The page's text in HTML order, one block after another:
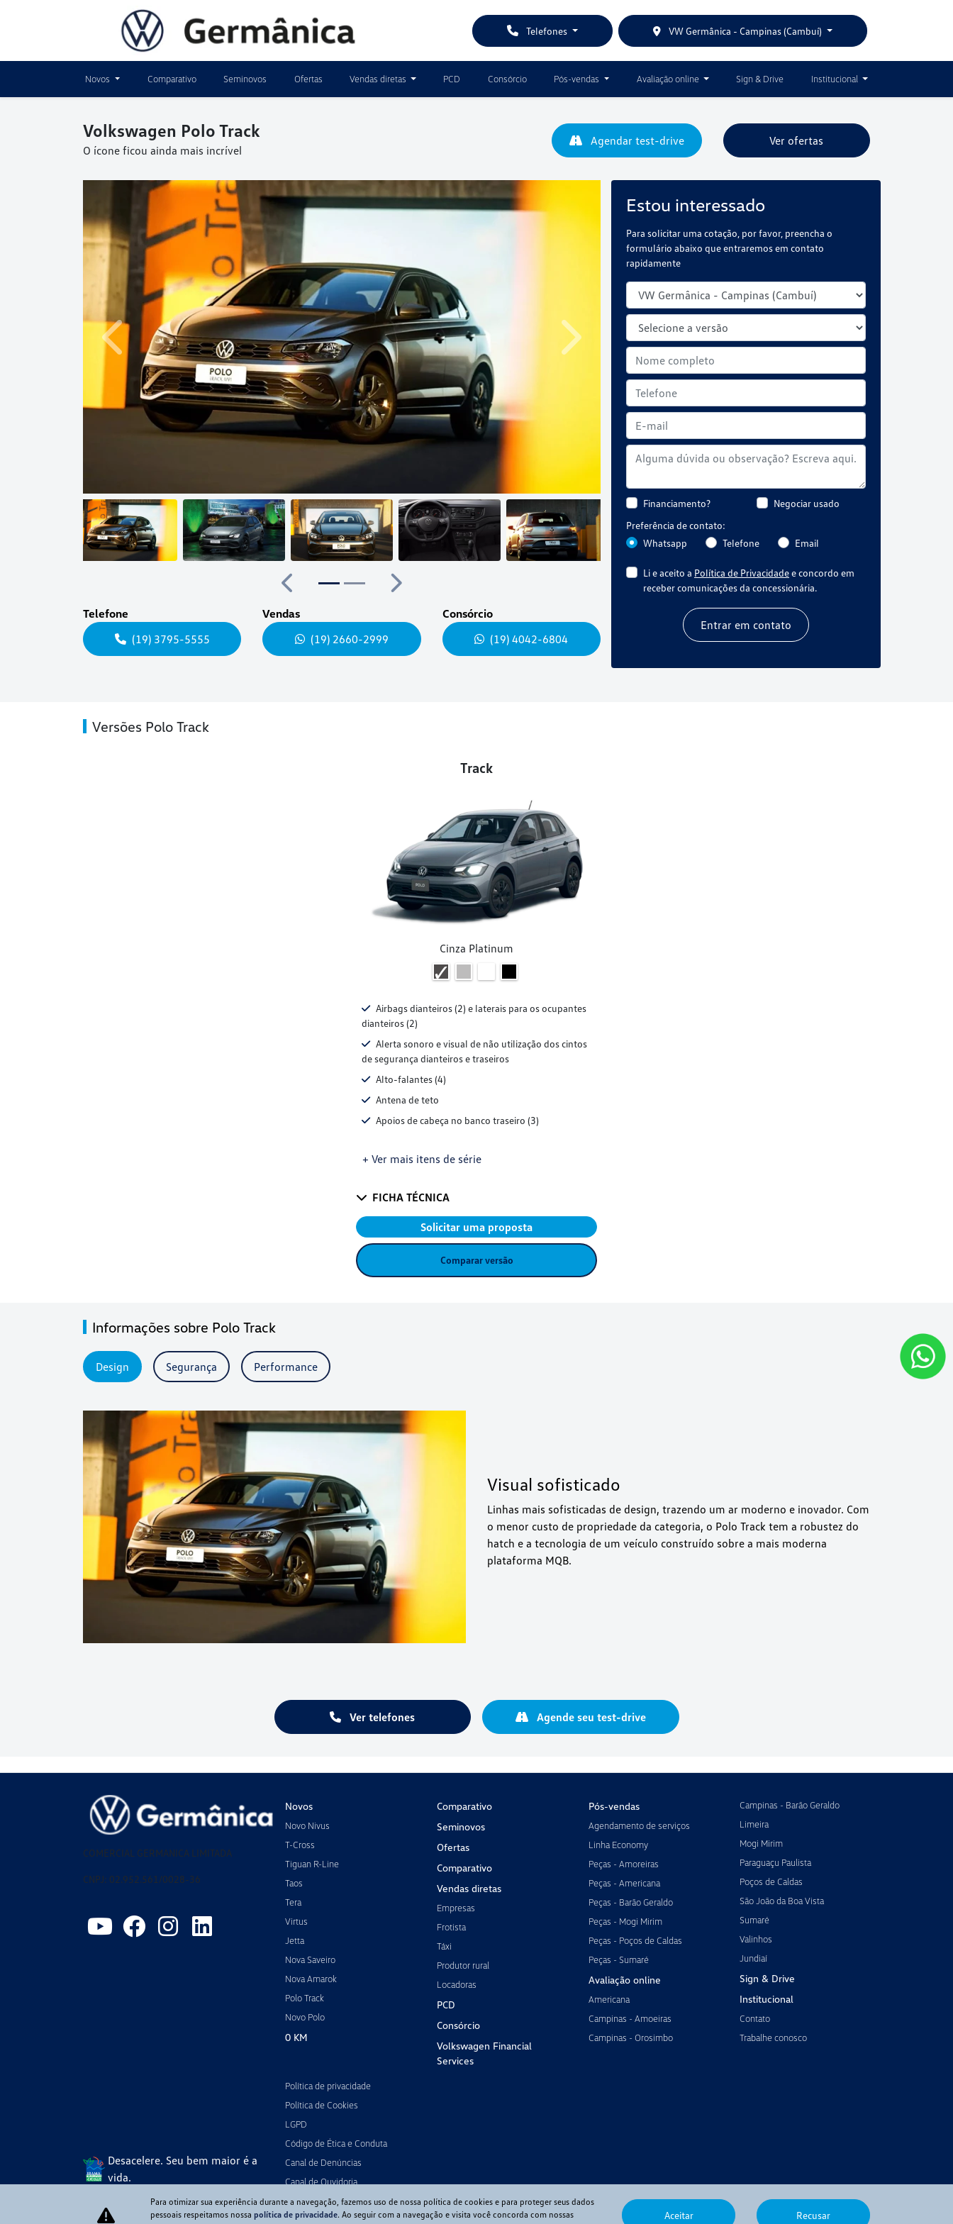
Telefones VW Germânica - Campinas (Cambuí)
Novos Comparativo Seminovos Ofertas Vendas diretas PCD Consórcio Pós-vendas Avaliação online Sign & Drive Institucional
Volkswagen Polo Track
O ícone ficou ainda mais incrível
Agendar test-drive Ver ofertas
Estou interessado
Para solicitar uma cotação, por favor, preencha o
formulário abaixo que entraremos em contato
rapidamente
Financiamento?
Negociar usado
Preferência de contato:
Whatsapp
Telefone Email
Li e aceito a Política de Privacidadee concordo em
receber comunicações da concessionária.
Entrar em contato
Anterior Próximo
Anterior
Próximo
Telefone
(19) 3795-5555
Vendas
(19) 2660-2999
Consórcio
(19) 4042-6804
Versões Polo Track
Track
Cinza Platinum
Airbags dianteiros (2) e laterais para os ocupantes
dianteiros (2)
Alerta sonoro e visual de não utilização dos cintos
de segurança dianteiros e traseiros
Alto-falantes (4)
Antena de teto
Apoios de cabeça no banco traseiro (3)
+ Ver mais itens de série
FICHA TÉCNICA
Solicitar uma proposta
Comparar versão
Informações sobre Polo Track
Design Segurança Performance
Visual sofisticado
Linhas mais sofisticadas de design, trazendo um ar moderno e inovador. Com
o menor custo de propriedade da categoria, o Polo Track tem a robustez do
hatch e a tecnologia de um veículo construído sobre a mais moderna
plataforma MQB.
Ver telefones Agende seu test-drive
COMERCIAL GERMANICA LIMITADA
CNPJ: 02.952.561/0028-36
Desacelere. Seu bem maior é a
vida.
Novos
Novo Nivus
T-Cross
Tiguan R-Line
Taos
Tera
Virtus
Jetta
Nova Saveiro
Nova Amarok
Polo Track
Novo Polo
0 KM
Comparativo
Seminovos
Ofertas
Comparativo
Vendas diretas
Empresas
Frotista
Táxi
Produtor rural
Locadoras
PCD
Consórcio
Volkswagen Financial
Services
Pós-vendas
Agendamento de serviços
Linha Economy
Peças - Amoreiras
Peças - Americana
Peças - Barão Geraldo
Peças - Mogi Mirim
Peças - Poços de Caldas
Peças - Sumaré
Avaliação online
Americana
Campinas - Amoeiras
Campinas - Orosimbo
Campinas - Barão Geraldo
Limeira
Mogi Mirim
Paraguaçu Paulista
Poços de Caldas
São João da Boa Vista
Sumaré
Valinhos
Jundiaí
Sign & Drive
Institucional
Contato
Trabalhe conosco
Política de privacidade
Política de Cookies
LGPD
Código de Ética e Conduta
Canal de Denúncias
Canal de Ouvidoria
Para otimizar sua experiência durante a navegação, fazemos uso de nossa política de cookies e para proteger seus dados
pessoais respeitamos nossa política de privacidade. Ao seguir com a navegação e visita você concorda com nossas
Aceitar Recusar